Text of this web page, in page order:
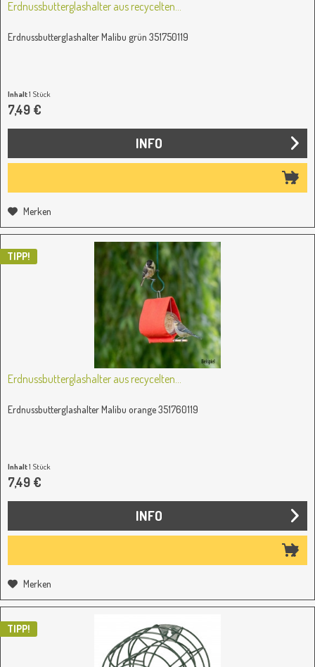
Erdnussbutterglashalter aus recycelten...
Erdnussbutterglashalter Malibu grün 351750119
Inhalt1 Stück
7,49 €
INFO
Merken
TIPP!
Erdnussbutterglashalter aus recycelten...
Erdnussbutterglashalter Malibu orange 351760119
Inhalt1 Stück
7,49 €
INFO
Merken
TIPP!